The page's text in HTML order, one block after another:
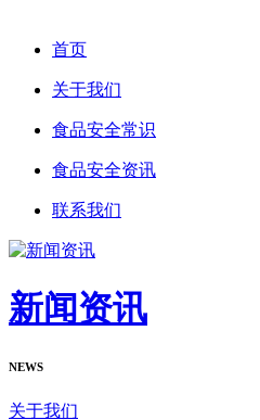
首页
关于我们
食品安全常识
食品安全资讯
联系我们
新闻资讯
NEWS
关于我们